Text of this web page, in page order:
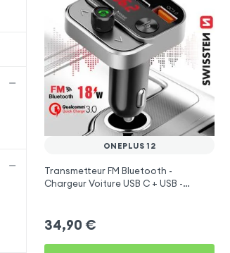
ONEPLUS 12
Transmetteur FM Bluetooth -
Chargeur Voiture USB C + USB -
34,90 €